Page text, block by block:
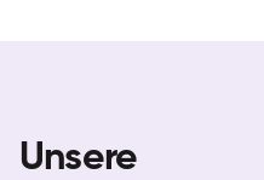
Unsere